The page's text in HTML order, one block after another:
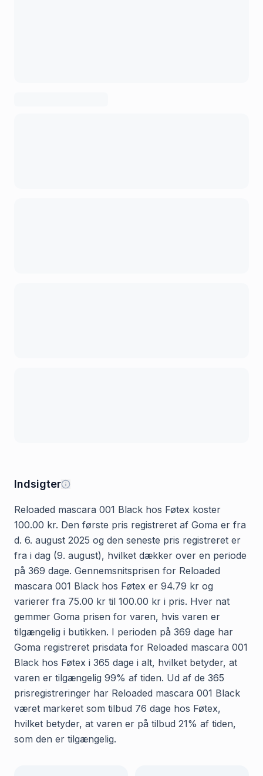
Indsigter
Reloaded mascara 001 Black hos Føtex koster
100.00 kr. Den første pris registreret af Goma er fra
d. 6. august 2025 og den seneste pris registreret er
fra i dag (9. august), hvilket dækker over en periode
på 369 dage. Gennemsnitsprisen for Reloaded
mascara 001 Black hos Føtex er 94.79 kr og
varierer fra 75.00 kr til 100.00 kr i pris. Hver nat
gemmer Goma prisen for varen, hvis varen er
tilgængelig i butikken. I perioden på 369 dage har
Goma registreret prisdata for Reloaded mascara 001
Black hos Føtex i 365 dage i alt, hvilket betyder, at
varen er tilgængelig 99% af tiden. Ud af de 365
prisregistreringer har Reloaded mascara 001 Black
været markeret som tilbud 76 dage hos Føtex,
hvilket betyder, at varen er på tilbud 21% af tiden,
som den er tilgængelig.